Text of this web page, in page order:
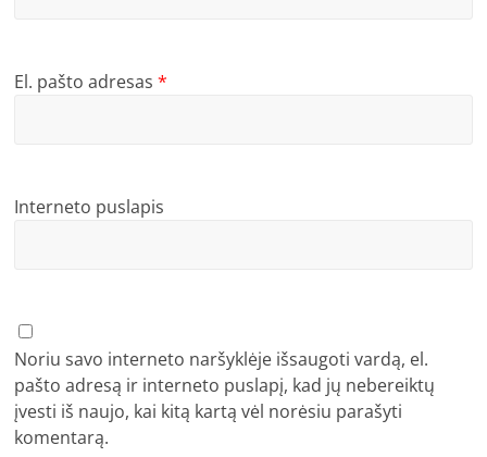
El. pašto adresas*
Interneto puslapis
Noriu savo interneto naršyklėje išsaugoti vardą, el.
pašto adresą ir interneto puslapį, kad jų nebereiktų
įvesti iš naujo, kai kitą kartą vėl norėsiu parašyti
komentarą.